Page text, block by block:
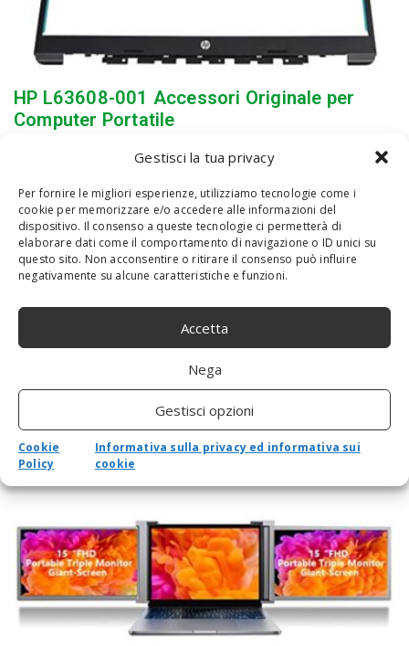
Gestisci la tua privacy
Per fornire le migliori esperienze, utilizziamo tecnologie come i
cookie per memorizzare e/o accedere alle informazioni del
dispositivo. Il consenso a queste tecnologie ci permetterà di
elaborare dati come il comportamento di navigazione o ID unici su
questo sito. Non acconsentire o ritirare il consenso può influire
negativamente su alcune caratteristiche e funzioni.
Accetta
Nega
Gestisci opzioni
Cookie
Policy
Informativa sulla privacy ed informativa sui
cookie
HP L63608-001 Accessori Originale per
Computer Portatile
PORTÁTIL INTERNACIONAL DELL LATITUDE
7430 14,0″ FHD I5 W10P+W11P I5-
1245U,16GBDDR4,256GBSSD